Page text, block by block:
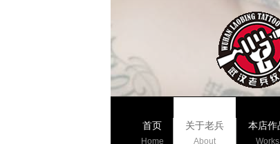
首页
Home
关于老兵
About
本店作
Works